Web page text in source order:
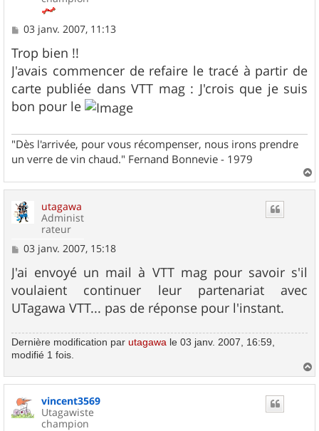
M
s
s
a
g
e
03 janv. 2007, 11:13
Trop bien !!
J'avais commencer de refaire le tracé à partir de
carte publiée dans VTT mag : J'crois que je suis
bon pour le
"Dès l'arrivée, pour vous récompenser, nous irons prendre
un verre de vin chaud." Fernand Bonnevie - 1979
a
utagawa
Administ
rateur
M
s
s
a
g
e
03 janv. 2007, 15:18
J'ai envoyé un mail à VTT mag pour savoir s'il
voulaient continuer leur partenariat avec
UTagawa VTT... pas de réponse pour l'instant.
Dernière modification par utagawa le 03 janv. 2007, 16:59,
modifié 1 fois.
a
vincent3569
Utagawiste
champion